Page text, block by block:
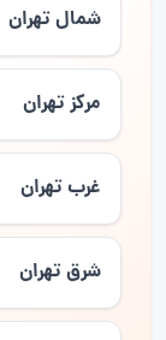
شمال تهران
مرکز تهران
غرب تهران
شرق تهران